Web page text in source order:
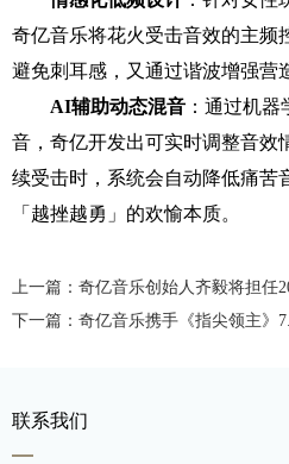
奇亿音乐将花火受击音效的主频
避免刺耳感，又通过谐波增强营
AI辅助动态混音 ：通过机
音，奇亿开发出可实时调整音效
续受击时，系统会自动降低痛苦
「越挫越勇」的欢愉本质。
联系我们